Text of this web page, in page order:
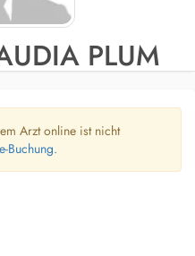
PLUM
Arzt online ist nicht
Buchung.